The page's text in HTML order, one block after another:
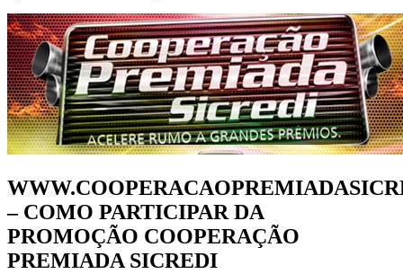
– COMO PARTICIPAR DA
PROMOÇÃO COOPERAÇÃO
PREMIADA SICREDI